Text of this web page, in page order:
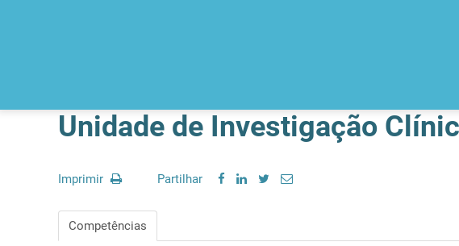
Unidade de Investigação
Imprimir Partilhar
Competências